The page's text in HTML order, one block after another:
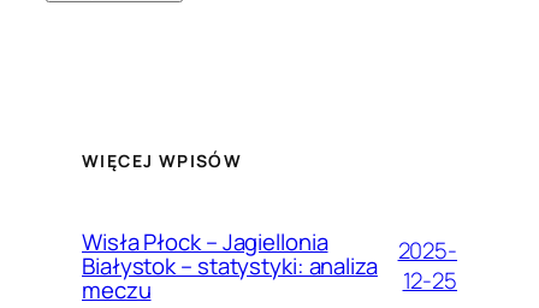
WIĘCEJ WPISÓW
Wisła Płock – Jagiellonia
Białystok – statystyki: analiza
meczu
2025-
12-25